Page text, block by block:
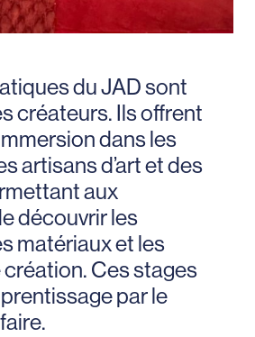
du JAD sont
créateurs. Ils offrent
dans les
artisans d’art et des
aux
découvrir les
matériaux et les
Ces stages
par le